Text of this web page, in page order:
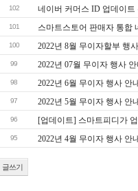
102 네이버 커머스 ID 업데이트
101 스마트스토어 판매자 통합
100 2022년 8월 무이자할부 행
99 2022년 07월 무이자 행사 안
98 2022년 6월 무이자 행사 안
97 2022년 5월 무이자 행사 안
96 [업데이트] 스마트피디가
95 2022년 4월 무이자 행사 안
글쓰기